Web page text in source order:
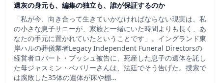
遺灰の身元も、編集の独立も、誰が保証するのか
「私が今、向き合って生きていかなければならない現実は、私
の小さな息子サニーが、家族と一緒にいた時間よりも長く、あ
なたの手元に置かれていたということです」。イングランド東
岸ハルの葬儀業者Legacy Independent Funeral Directorsの
経営者ロバート・ブッシュ被告に、死産した息子の遺体を託し
た母ジャスミン・ベバリーさんは、法廷でそう告げた。捜索で
は腐敗した35体の遺体が床や棚…